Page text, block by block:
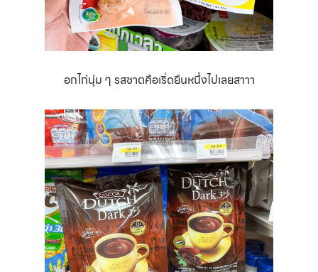
อกไก่นุ่ม ๆ รสชาตคือเริ่ดยืนหนึ่งไปเลยสาาา